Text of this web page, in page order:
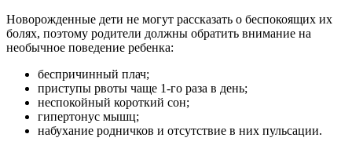
Новорожденные дети не могут рассказать о беспокоящих их
болях, поэтому родители должны обратить внимание на
необычное поведение ребенка:
беспричинный плач;
приступы рвоты чаще 1-го раза в день;
неспокойный короткий сон;
гипертонус мышц;
набухание родничков и отсутствие в них пульсации.